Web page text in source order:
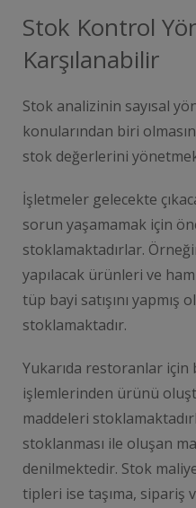
Stok Kontrol
Karşılanabilir
Stok analizinin sayısal
konularından biri
stok değerlerini
İşletmeler gelecekte
sorun yaşamamak için
stoklamaktadırlar.
yapılacak ürünleri ve
tüp bayi satışını yapmış
stoklamaktadır.
Yukarıda restoranlar
işlemlerinden ürünü
maddeleri
stoklanması ile oluşan
denilmektedir. Stok
tipleri ise taşıma, sipariş